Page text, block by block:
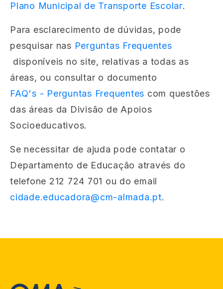
Plano Municipal de Transporte Escolar.
Para esclarecimento de dúvidas, pode
pesquisar nas Perguntas Frequentes
disponíveis no site, relativas a todas as
áreas, ou consultar o documento
FAQ's - Perguntas Frequentes com questões
das áreas da Divisão de Apoios
Socioeducativos.
Se necessitar de ajuda pode contatar o
Departamento de Educação através do
telefone 212 724 701 ou do email
cidade.educadora@cm-almada.pt.